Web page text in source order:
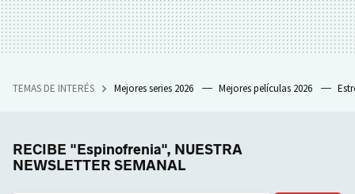
TEMAS DE INTERÉS Mejores series 2026 Mejores películas 2026
RECIBE "Espinofrenia", NUESTRA
NEWSLETTER SEMANAL